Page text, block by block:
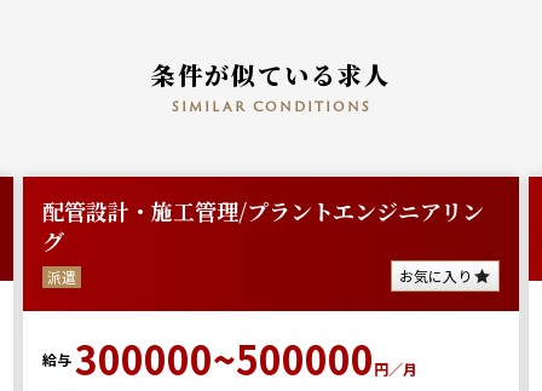
条件が似ている求人
similar conditions
配管設計・施工管理/プラントエンジニアリン
グ
派遣 お気に入り
給与300000~500000円／月